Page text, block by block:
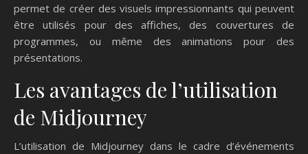
permet de créer des visuels impressionnants qui peuvent
être utilisés pour des affiches, des couvertures de
programmes, ou même des animations pour des
présentations.
Les avantages de l’utilisation
de Midjourney
L’utilisation de Midjourney dans le cadre d’événements